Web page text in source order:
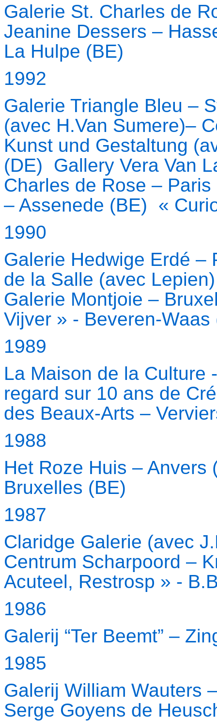
Galerie St. Charles de
Jeanine Dessers –
La Hulpe (BE)
1992
Galerie Triangle Bleu –
(avec H.Van Sumere)–
Kunst und Gestaltung
(DE) Gallery Vera Van
Charles de Rose –
– Assenede (BE) «
1990
Galerie Hedwige Erdé
de la Salle (avec
Galerie Montjoie –
Vijver » - Beveren-Waas
1989
La Maison de la
regard sur 10 ans de
des Beaux-Arts –
1988
Het Roze Huis –
Bruxelles (BE)
1987
Claridge Galerie (avec
Centrum Scharpoord –
Acuteel, Restrosp » -
1986
Galerij “Ter Beemt” –
1985
Galerij William Wauters
Serge Goyens de